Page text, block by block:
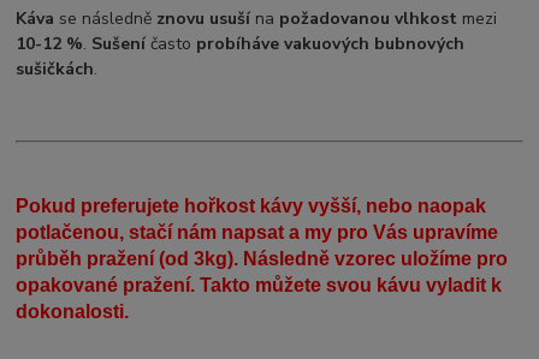
Káva se následně znovu usuší na požadovanou vlhkost mezi
10-12 %. Sušení často probíháve vakuových bubnových
sušičkách.
Pokud preferujete hořkost kávy vyšší, nebo naopak
potlačenou, stačí nám napsat a my pro Vás upravíme
průběh pražení (od 3kg). Následně vzorec uložíme pro
opakované pražení. Takto můžete svou kávu vyladit k
dokonalosti.